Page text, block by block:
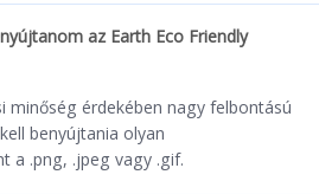
az Earth Eco Friendly
minőség érdekében nagy felbontású
benyújtania olyan
a .png, .jpeg vagy .gif.